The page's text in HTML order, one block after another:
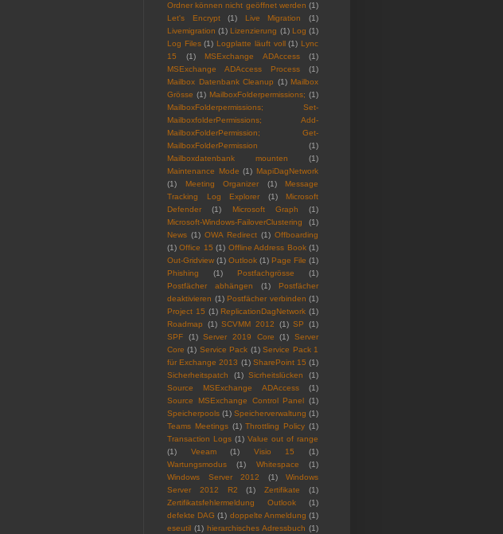
Ordner können nicht geöffnet werden (1)
Let's Encrypt
(1) Live Migration
(1)
Livemigration (1) Lizenzierung (1) Log (1)
Log Files (1) Logplatte läuft voll (1) Lync
15
(1) MSExchange ADAccess
(1)
MSExchange ADAccess Process
(1)
Mailbox Datenbank Cleanup (1) Mailbox
Grösse (1) MailboxFolderpermissions; (1)
MailboxFolderpermissions; Set-
MailboxfolderPermissions; Add-
MailboxFolderPermission; Get-
MailboxFolderPermission
(1)
Mailboxdatenbank mounten
(1)
Maintenance Mode (1) MapiDagNetwork
(1)
Meeting Organizer (1)
Message
Tracking Log Explorer
(1)
Microsoft
Defender
(1) Microsoft Graph
(1)
Microsoft-Windows-FailoverClustering
(1)
News (1) OWA Redirect (1) Offboarding
(1) Office 15 (1) Offline Address Book (1)
Out-Gridview (1) Outlook (1) Page File (1)
Phishing
(1) Postfachgrösse
(1)
Postfächer abhängen
(1)
Postfächer
deaktivieren (1) Postfächer verbinden (1)
Project 15 (1) ReplicationDagNetwork (1)
Roadmap
(1) SCVMM 2012 (1) SP
(1)
SPF
(1) Server 2019 Core (1)
Server
Core (1) Service Pack (1) Service Pack 1
für Exchange 2013 (1) SharePoint 15 (1)
Sicherheitspatch
(1) Sicrheitslücken
(1)
Source MSExchange ADAccess
(1)
Source MSExchange Control Panel (1)
Speicherpools (1) Speicherverwaltung (1)
Teams Meetings (1) Throttling Policy (1)
Transaction Logs (1) Value out of range
(1)
Veeam (1) Visio 15
(1)
Wartungsmodus
(1) Whitespace
(1)
Windows Server 2012
(1)
Windows
Server 2012 R2
(1) Zertifikate
(1)
Zertifikatsfehlermeldung Outlook
(1)
defekte DAG (1) doppelte Anmeldung (1)
eseutil (1) hierarchisches Adressbuch (1)